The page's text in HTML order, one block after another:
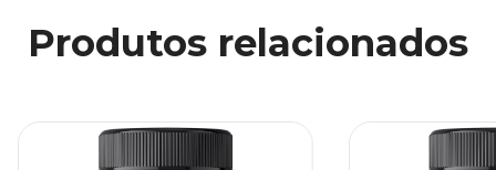
Produtos relacionados